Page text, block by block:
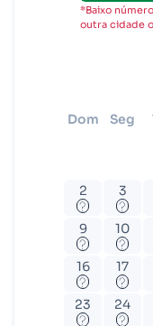
*Baixo
outra cidade
dom seg
2
?
3
?
9
?
10
?
16
?
17
?
23
?
24
?